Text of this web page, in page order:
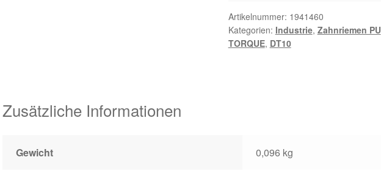
Menge
Artikelnummer: 1941460
Kategorien: Industrie, Zahnriemen PU
TORQUE, DT10
Zusätzliche Informationen
Gewicht 0,096 kg